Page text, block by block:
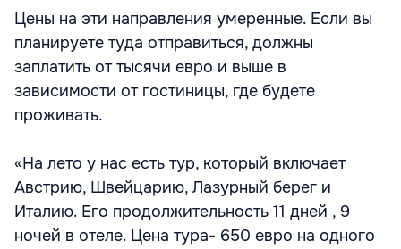
Цены на эти направления умеренные. Если вы
планируете туда отправиться, должны
заплатить от тысячи евро и выше в
зависимости от гостиницы, где будете
проживать.
«На лето у нас есть тур, который включает
Австрию, Швейцарию, Лазурный берег и
Италию. Его продолжительность 11 дней , 9
ночей в отеле. Цена тура- 650 евро на одного